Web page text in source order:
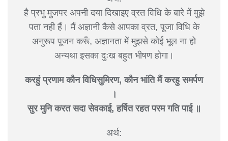
है प्रभु मुजपर अपनी दया दिखाइए व्रत विधि के बारे में मुझे
पता नही हैं। मैं अज्ञानी कैसे आपका व्रत, पूजा विधि के
अनुरूप पूजन करूँ, अज्ञानता में मुझसे कोई भूल ना हो
अन्यथा इसका दुःख बहुत भीषण होगा।
करहुं प्रणाम कौन विधिसुमिरण, कौन भांति मैं करहु समर्पण
।
सुर मुनि करत सदा सेवकाई, हर्षित रहत परम गति पाई ॥
अर्थ: